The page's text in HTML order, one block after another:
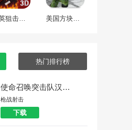
热门排行榜
使命召唤突击队汉化版
枪战射击
下载